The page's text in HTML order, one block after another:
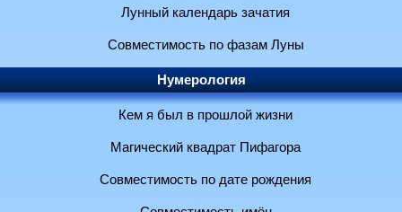
Лунный календарь зачатия
Совместимость по фазам Луны
Нумерология
Кем я был в прошлой жизни
Магический квадрат Пифагора
Совместимость по дате рождения